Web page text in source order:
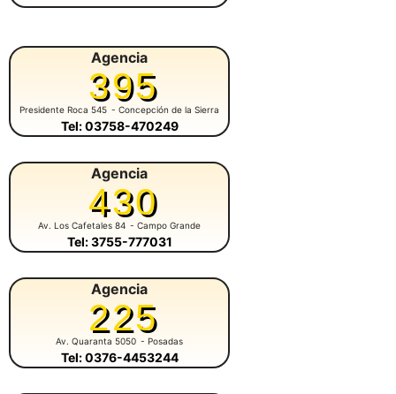
Agencia
395
Presidente Roca 545 - Concepción de la Sierra
Tel: 03758-470249
Agencia
430
Av. Los Cafetales 84 - Campo Grande
Tel: 3755-777031
Agencia
225
Av. Quaranta 5050 - Posadas
Tel: 0376-4453244